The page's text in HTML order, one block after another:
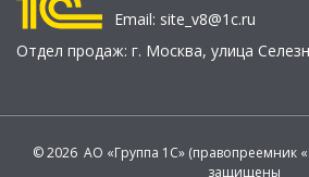
Email: site_v8@1c.ru
Отдел продаж: г. Москва, улица
© 2026 АО «Группа 1С» (правопреемник
защищены